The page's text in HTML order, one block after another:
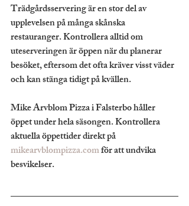
Trädgårdsservering är en stor del av
upplevelsen på många skånska
restauranger. Kontrollera alltid om
uteserveringen är öppen när du planerar
besöket, eftersom det ofta kräver visst väder
och kan stänga tidigt på kvällen.
Mike Arvblom Pizza i Falsterbo håller
öppet under hela säsongen. Kontrollera
aktuella öppettider direkt på
mikearvblompizza.com för att undvika
besvikelser.